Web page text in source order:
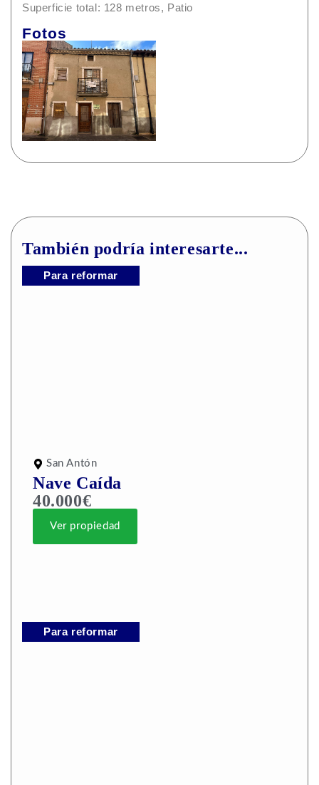
Superficie total: 128 metros, Patio
Fotos
También podría interesarte...
Para reformar
San Antón
Nave Caída
40.000€
Ver propiedad
Para reformar